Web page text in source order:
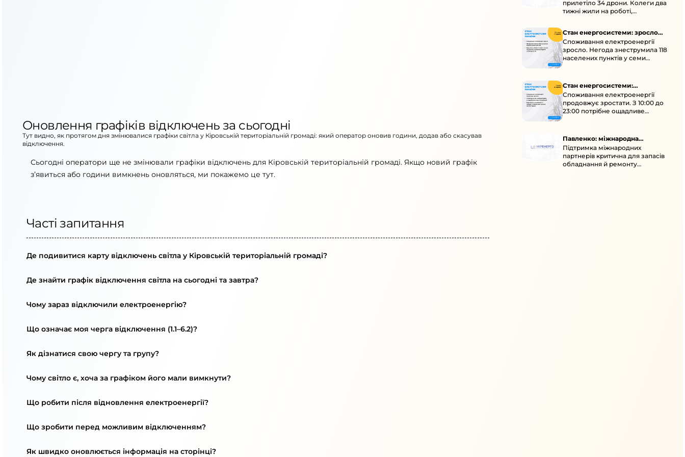
Оновлення графіків відключень за сьогодні
Тут видно, як протягом дня змінювалися графіки світла у Кіровській територіальній громаді: який оператор оновив години, додав або скасував
відключення.
Сьогодні оператори ще не змінювали графіки відключень для Кіровській територіальній громаді. Якщо новий графік
з’явиться або години вимкнень оновляться, ми покажемо це тут.
Часті запитання
Де подивитися карту відключень світла у Кіровській територіальній громаді?
Де знайти графік відключення світла на сьогодні та завтра?
Чому зараз відключили електроенергію?
Що означає моя черга відключення (1.1–6.2)?
Як дізнатися свою чергу та групу?
Чому світло є, хоча за графіком його мали вимкнути?
Що робити після відновлення електроенергії?
Що зробити перед можливим відключенням?
Як швидко оновлюється інформація на сторінці?
прилетіло 34 дрони. Колеги два
тижні жили на роботі,
Стан енергосистеми: зросло
споживання через негоду
Споживання електроенергії
зросло. Негода знеструмила 118
населених пунктів у семи
областях. Обмежте
електроприладами 10:00–23:00.
Стан енергосистеми:
споживання зростає
Споживання електроенергії
продовжує зростати. З 10:00 до
23:00 потрібне ощадливе
енергоспоживання, а
перенести на нічні години.
Павленко: міжнародна
підтримка для стійкості
енергосистеми
Підтримка міжнародних
партнерів критична для запасів
обладнання й ремонту